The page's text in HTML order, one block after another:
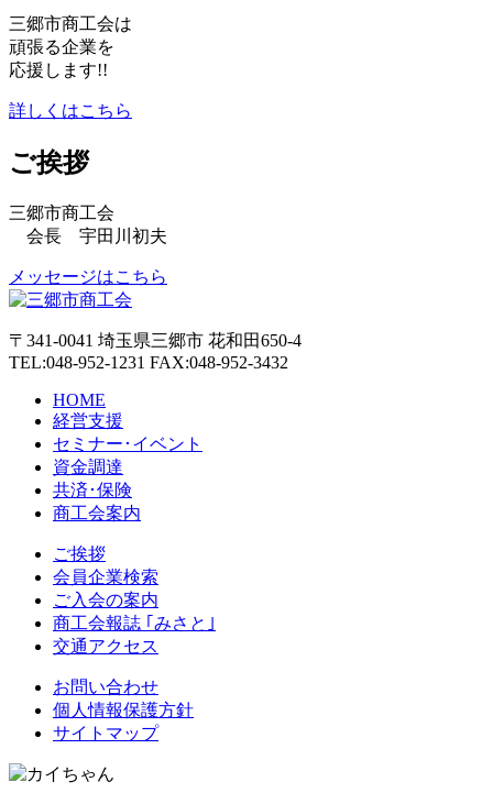
三郷市商工会は
頑張る企業を
応援します!!
詳しくはこちら
ご挨拶
三郷市商工会
会長 宇田川初夫
メッセージはこちら
〒341-0041 埼玉県三郷市 花和田650-4
TEL:048-952-1231 FAX:048-952-3432
HOME
経営支援
セミナー･イベント
資金調達
共済･保険
商工会案内
ご挨拶
会員企業検索
ご入会の案内
商工会報誌 ｢みさと｣
交通アクセス
お問い合わせ
個人情報保護方針
サイトマップ